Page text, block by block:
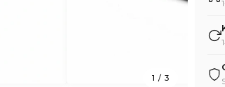
1 / 3